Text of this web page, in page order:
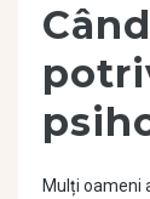
Mulți oameni